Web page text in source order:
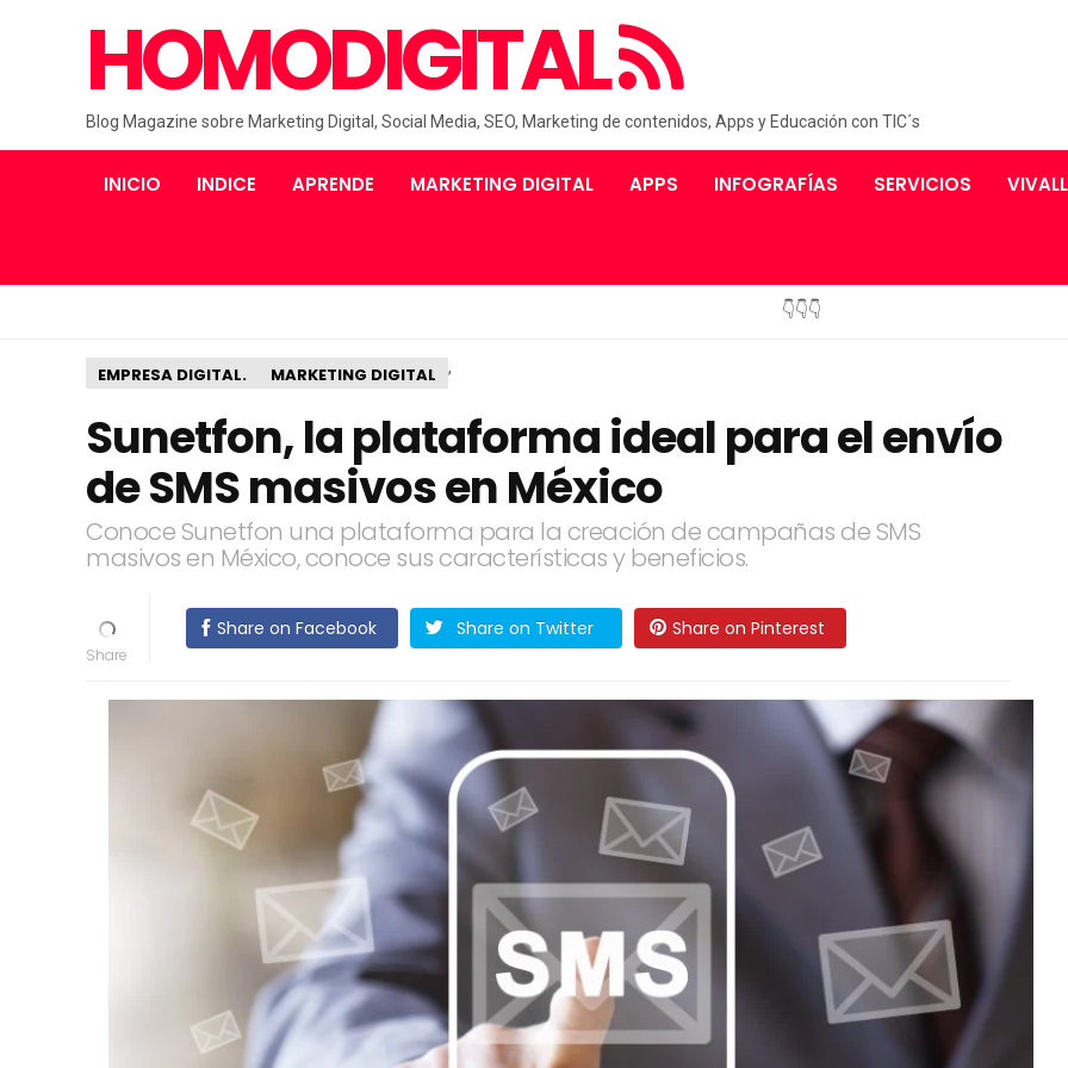
HOMODIGITAL
Blog Magazine sobre Marketing Digital, Social Media, SEO, Marketing de contenidos, Apps y Educación con TIC´s
INICIO INDICE APRENDE MARKETING DIGITAL APPS INFOGRAFÍAS SERVICIOS
👇👇👇
EMPRESA DIGITAL. ,
MARKETING DIGITAL
Sunetfon, la plataforma ideal para el envío
de SMS masivos en México
Conoce Sunetfon una plataforma para la creación de campañas de SMS
masivos en México, conoce sus características y beneficios.
Share on Facebook Share on Twitter Share on Pinterest